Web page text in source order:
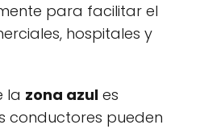
para facilitar el
hospitales y
la zona azul es
conductores pueden